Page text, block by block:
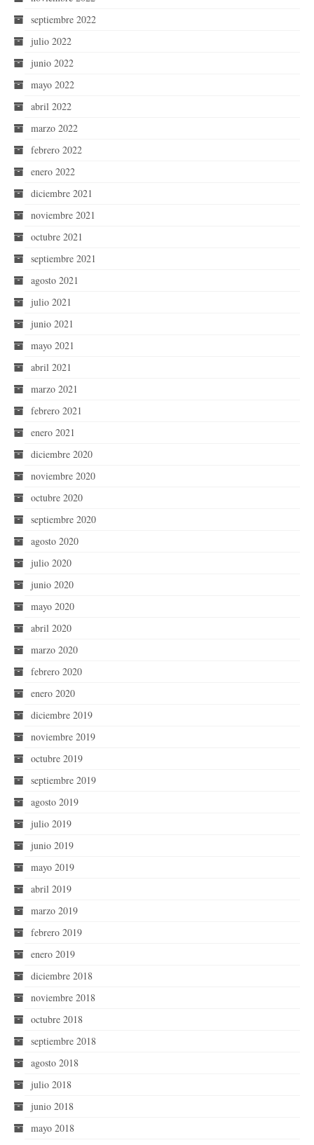
septiembre 2022
julio 2022
junio 2022
mayo 2022
abril 2022
marzo 2022
febrero 2022
enero 2022
diciembre 2021
noviembre 2021
octubre 2021
septiembre 2021
agosto 2021
julio 2021
junio 2021
mayo 2021
abril 2021
marzo 2021
febrero 2021
enero 2021
diciembre 2020
noviembre 2020
octubre 2020
septiembre 2020
agosto 2020
julio 2020
junio 2020
mayo 2020
abril 2020
marzo 2020
febrero 2020
enero 2020
diciembre 2019
noviembre 2019
octubre 2019
septiembre 2019
agosto 2019
julio 2019
junio 2019
mayo 2019
abril 2019
marzo 2019
febrero 2019
enero 2019
diciembre 2018
noviembre 2018
octubre 2018
septiembre 2018
agosto 2018
julio 2018
junio 2018
mayo 2018